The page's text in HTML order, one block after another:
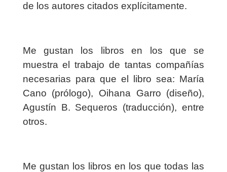
de los autores citados explícitamente.
Me gustan los libros en los que se
muestra el trabajo de tantas compañías
necesarias para que el libro sea: María
Cano (prólogo), Oihana Garro (diseño),
Agustín B. Sequeros (traducción), entre
otros.
Me gustan los libros en los que todas las